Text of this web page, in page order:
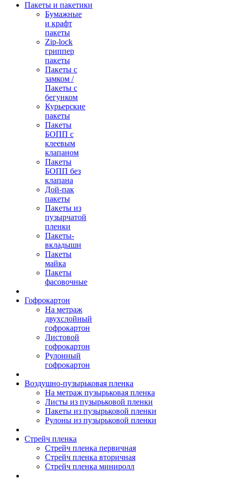
Пакеты и пакетики
Бумажные
и крафт
пакеты
Zip-lock
гриппер
пакеты
Пакеты с
замком /
Пакеты с
бегунком
Курьерские
пакеты
Пакеты
БОПП с
клеевым
клапаном
Пакеты
БОПП без
клапана
Дой-пак
пакеты
Пакеты из
пузырчатой
пленки
Пакеты-
вкладыши
Пакеты
майка
Пакеты
фасовочные
Гофрокартон
На метраж
двухслойный
гофрокартон
Листовой
гофрокартон
Рулонный
гофрокартон
Воздушно-пузырьковая пленка
На метраж пузырьковая пленка
Листы из пузырьковой пленки
Пакеты из пузырьковой пленки
Рулоны из пузырьковой пленки
Стрейч пленка
Стрейч пленка первичная
Стрейч пленка вторичная
Стрейч пленка миниролл